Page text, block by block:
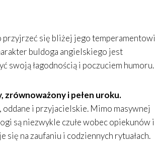
przyjrzeć się bliżej jego temperamentowi
buldoga angielskiego jest
swoją łagodnością i poczuciem humoru.
zrównoważony i pełen uroku.
i przyjacielskie. Mimo masywnej
są niezwykle czułe wobec opiekunów i
się na zaufaniu i codziennych rytuałach.